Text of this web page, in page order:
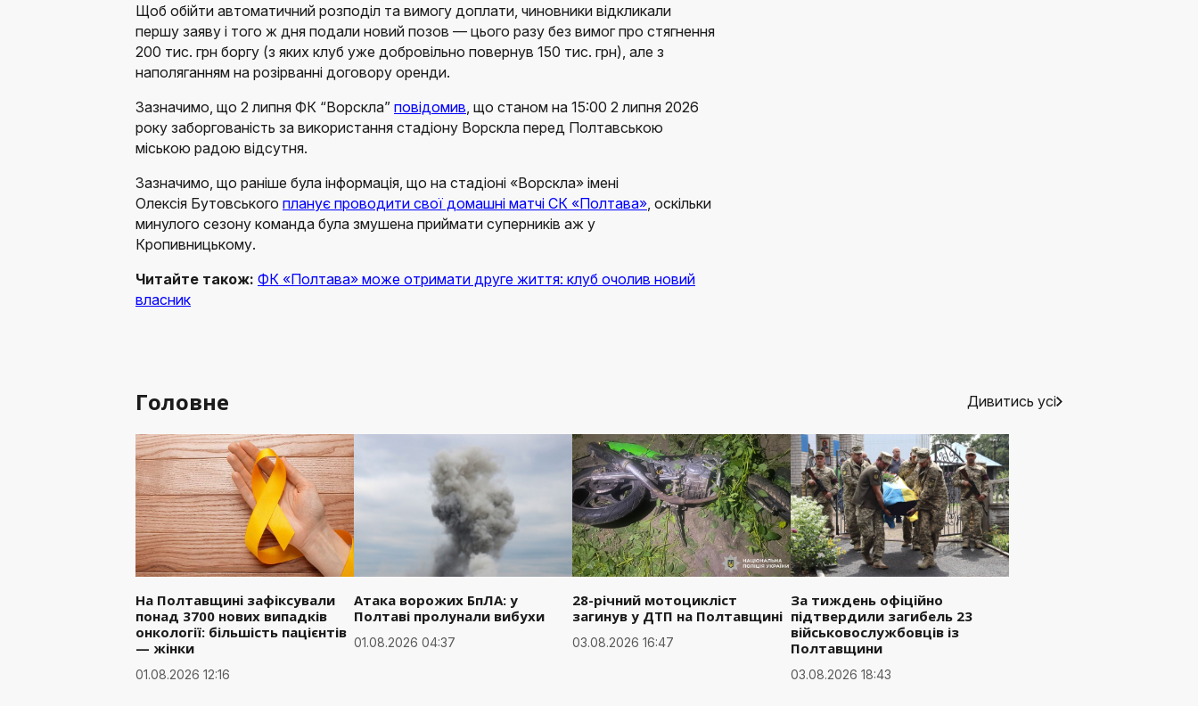
Щоб обійти автоматичний розподіл та вимогу доплати, чиновники відкликали
першу заяву і того ж дня подали новий позов — цього разу без вимог про стягнення
200 тис. грн боргу (з яких клуб уже добровільно повернув 150 тис. грн), але з
наполяганням на розірванні договору оренди.
Зазначимо, що 2 липня ФК “Ворскла” повідомив , що станом на 15:00 2 липня 2026
року заборгованість за використання стадіону Ворскла перед Полтавською
міською радою відсутня.
Зазначимо, що раніше була інформація, що на стадіоні «Ворскла» імені
Олексія Бутовського планує проводити свої домашні матчі СК «Полтава» , оскільки
минулого сезону команда була змушена приймати суперників аж у
Кропивницькому.
Читайте також: ФК «Полтава» може отримати друге життя: клуб очолив новий
власник
Головне Дивитись усі
На Полтавщині зафіксували
понад 3700 нових випадків
онкології: більшість пацієнтів
— жінки
01.08.2026 12:16
Атака ворожих БпЛА: у
Полтаві пролунали вибухи
01.08.2026 04:37
28-річний мотоцикліст
загинув у ДТП на Полтавщині
03.08.2026 16:47
За тиждень офіційно
підтвердили загибель 23
військовослужбовців із
Полтавщини
03.08.2026 18:43